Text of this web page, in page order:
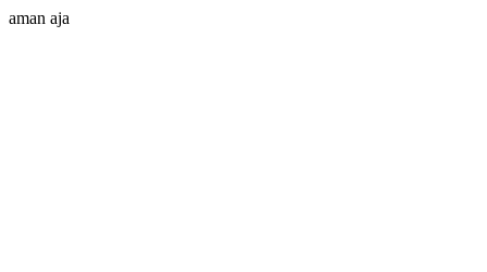
aman aja